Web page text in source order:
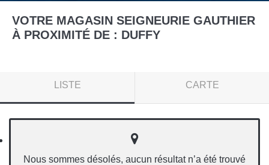
VOTRE MAGASIN SEIGNEURIE GAUTHIER
À PROXIMITÉ DE : DUFFY
LISTE CARTE
Nous sommes désolés, aucun résultat n’a été trouvé